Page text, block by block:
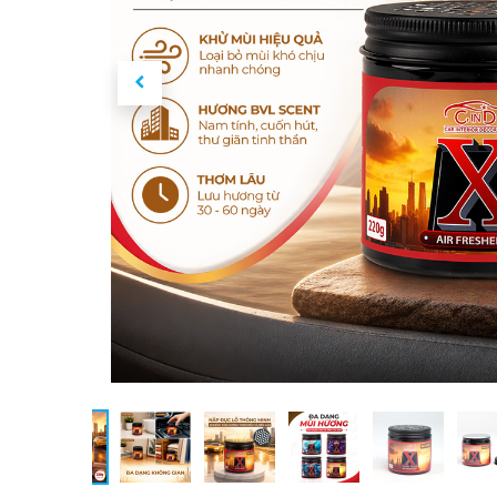
VĂN PHÒNG MIỀN NAM
CÔNG TY CỔ PHẦN PHỤ TÙNG Ô TÔ
5-7-9-11-13 Đường số 22, Khu
Bình Phú,
Việt Nam
Tel: (84-28) 62.900.997 / 998 / 999
Fax: (84-28) 62.900.996
Email: infohochiminh@nambac.vn
VĂN
CÔNG
BẮC
22
Tel: (84-
Fax: (84-
Email: